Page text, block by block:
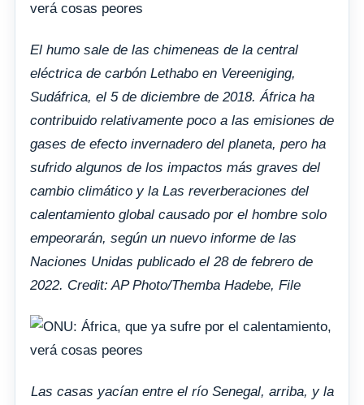
El humo sale de las chimeneas de la central
eléctrica de carbón Lethabo en Vereeniging,
Sudáfrica, el 5 de diciembre de 2018. África ha
contribuido relativamente poco a las emisiones de
gases de efecto invernadero del planeta, pero ha
sufrido algunos de los impactos más graves del
cambio climático y la Las reverberaciones del
calentamiento global causado por el hombre solo
empeorarán, según un nuevo informe de las
Naciones Unidas publicado el 28 de febrero de
2022. Credit: AP Photo/Themba Hadebe, File
Las casas yacían entre el río Senegal, arriba, y la